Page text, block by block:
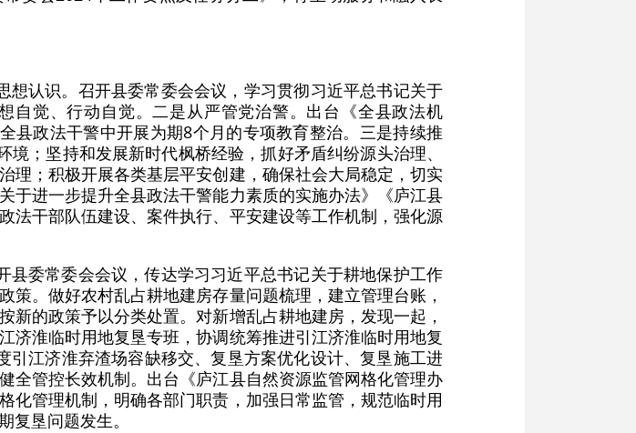
想认识。召开县委常委会会议，学习贯彻习近平总书记关于
自觉、行动自觉。二是从严管党治警。出台《全县政法机
县政法干警中开展为期8个月的专项教育整治。三是持续推
；坚持和发展新时代枫桥经验，抓好矛盾纠纷源头治理、
理；积极开展各类基层平安创建，确保社会大局稳定，切实
于进一步提升全县政法干警能力素质的实施办法》《庐江县
法干部队伍建设、案件执行、平安建设等工作机制，强化源
县委常委会会议，传达学习习近平总书记关于耕地保护工作
。做好农村乱占耕地建房存量问题梳理，建立管理台账，
的政策予以分类处置。对新增乱占耕地建房，发现一起，
济淮临时用地复垦专班，协调统筹推进引江济淮临时用地复
江济淮弃渣场容缺移交、复垦方案优化设计、复垦施工进
全管控长效机制。出台《庐江县自然资源监管网格化管理办
化管理机制，明确各部门职责，加强日常监管，规范临时用
垦问题发生。